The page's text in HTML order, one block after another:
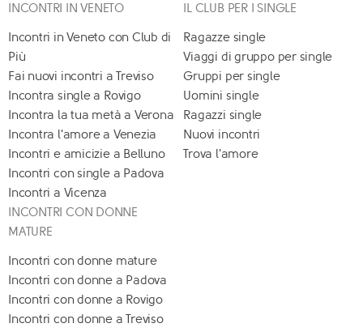
INCONTRI IN VENETO
Incontri in Veneto con Club di
Più
Fai nuovi incontri a Treviso
Incontra single a Rovigo
Incontra la tua metà a Verona
Incontra l'amore a Venezia
Incontri e amicizie a Belluno
Incontri con single a Padova
Incontri a Vicenza
IL CLUB PER I SINGLE
Ragazze single
Viaggi di gruppo per single
Gruppi per single
Uomini single
Ragazzi single
Nuovi incontri
Trova l'amore
INCONTRI CON DONNE
MATURE
Incontri con donne mature
Incontri con donne a Padova
Incontri con donne a Rovigo
Incontri con donne a Treviso